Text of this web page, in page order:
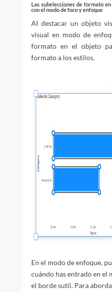
Las subelecciones de formato
con el modo de foco y enfoque
Al destacar un objeto
visual en modo de
formato en el objeto
formato a los estilos.
En el modo de enfoque,
cuándo has entrado en el
el borde sutil. Para